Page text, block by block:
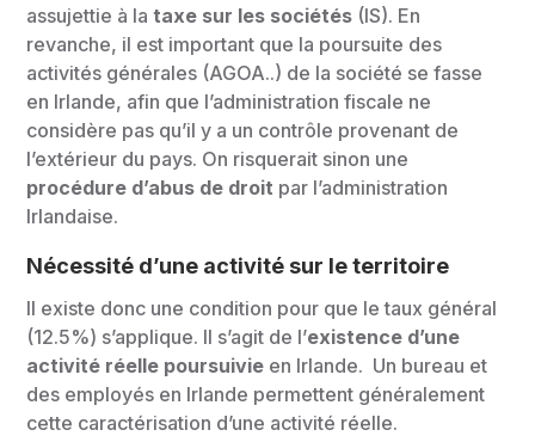
assujettie à lataxe sur les sociétés (IS). En
revanche, il est important que la poursuite des
activités générales (AGOA..) de la société se fasse
en Irlande, afin que l’administration fiscale ne
considère pas qu’il y a un contrôle provenant de
l’extérieur du pays. On risquerait sinon une
procédure d’abus de droit par l’administration
Irlandaise.
Nécessité d’une activité sur le territoire
Il existe donc une condition pour que le taux général
(12.5%) s’applique. Il s’agit de l’existence d’une
activité réelle poursuivie en Irlande. Un bureau et
des employés en Irlande permettent généralement
cette caractérisation d’une activité réelle.